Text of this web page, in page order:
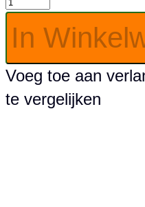
In
Voeg toe aan
te vergelijken